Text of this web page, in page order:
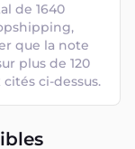
de 1640
que la note
plus de 120
ci-dessus.